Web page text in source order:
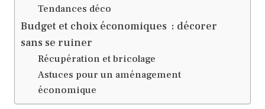
Tendances déco
Budget et choix économiques : décorer
sans se ruiner
Récupération et bricolage
Astuces pour un aménagement
économique